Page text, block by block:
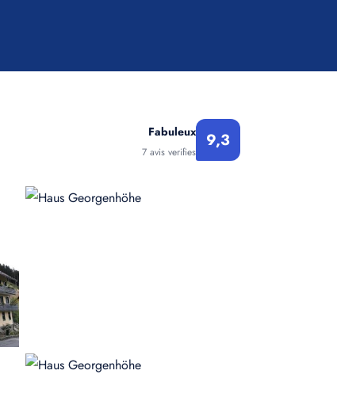
Fabuleux
7 avis verifies
9,3